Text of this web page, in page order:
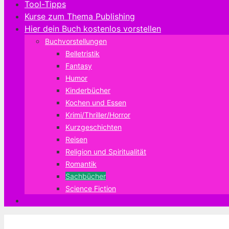
Tool-Tipps
Kurse zum Thema Publishing
Hier dein Buch kostenlos vorstellen
Buchvorstellungen
Belletristik
Fantasy
Humor
Kinderbücher
Kochen und Essen
Krimi/Thriller/Horror
Kurzgeschichten
Reisen
Religion und Spiritualität
Romantik
Sachbücher
Science Fiction